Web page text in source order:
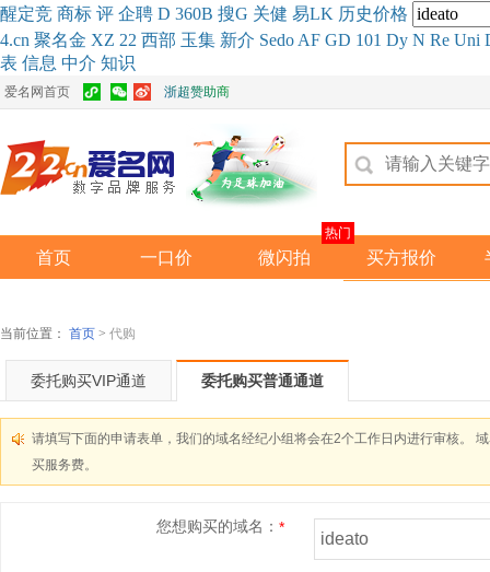
醒定竞 商标 评 企聘 D 360B 搜G 关健 易LK 历史价格
4.cn 聚名金 XZ 22 西部 玉集 新介 Sedo AF GD 101 Dy N Re Uni
表 信息 中介 知识